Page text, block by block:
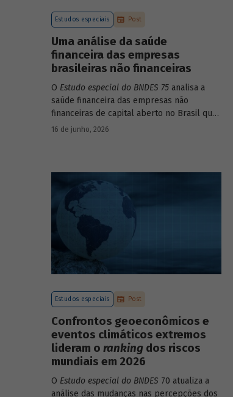
Estudos especiais Post
Uma análise da saúde
financeira das empresas
brasileiras não financeiras
O Estudo especial do BNDES 75 analisa a
saúde financeira das empresas não
financeiras de capital aberto no Brasil que
apresentaram negociação em bolsa de
endividamento e alavancagem.
16 de junho, 2026
Estudos especiais Post
Confrontos geoeconômicos e
eventos climáticos extremos
lideram o ranking dos riscos
mundiais em 2026
O Estudo especial do BNDES 70 atualiza a
análise das mudanças nas percepções dos